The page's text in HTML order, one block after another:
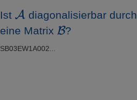
Ist
A
diagonalisierbar durch
eine Matrix
B
?
SB03EW1A002...